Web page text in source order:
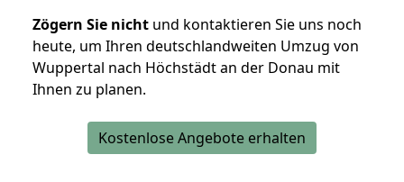
Zögern Sie nicht und kontaktieren Sie uns noch
heute, um Ihren deutschlandweiten Umzug von
Wuppertal nach Höchstädt an der Donau mit
Ihnen zu planen.
Kostenlose Angebote erhalten